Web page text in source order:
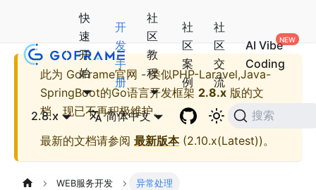
快
速
开
始
开
发
手
册
社
区
教
程
社
区
案
例
社
区
交
流
AI Vibe
Coding
2.8.x 简体中文 搜索
此为 GoFrame官网 - 类似PHP-Laravel,Java-
SpringBoot的Go语言开发框架 2.8.x 版的文
档，现已不再积极维护。
最新的文档请参阅 最新版本(2.10.x(Latest))。
WEB服务开发 异常处理